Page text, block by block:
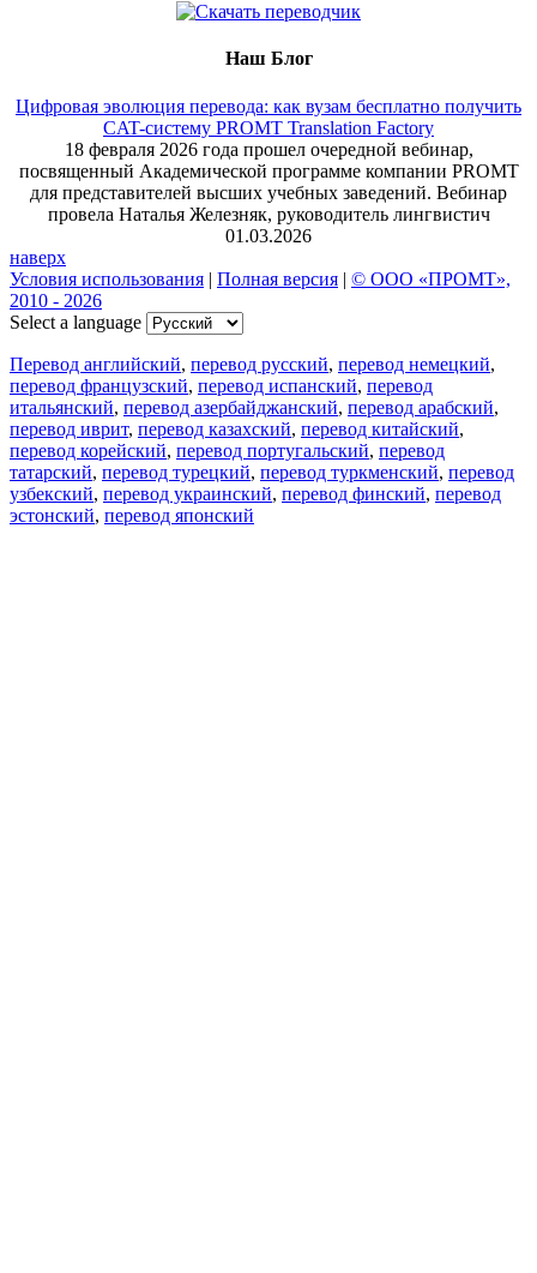
Наш Блог
Цифровая эволюция перевода: как вузам бесплатно получить
CAT-систему PROMT Translation Factory
18 февраля 2026 года прошел очередной вебинар,
посвященный Академической программе компании PROMT
для представителей высших учебных заведений. Вебинар
провела Наталья Железняк, руководитель лингвистич
01.03.2026
наверх
Условия использования | Полная версия | © ООО «ПРОМТ»,
2010 - 2026
Select a language
Перевод английский, перевод русский, перевод немецкий,
перевод французский, перевод испанский, перевод
итальянский, перевод азербайджанский, перевод арабский,
перевод иврит, перевод казахский, перевод китайский,
перевод корейский, перевод португальский, перевод
татарский, перевод турецкий, перевод туркменский, перевод
узбекский, перевод украинский, перевод финский, перевод
эстонский, перевод японский